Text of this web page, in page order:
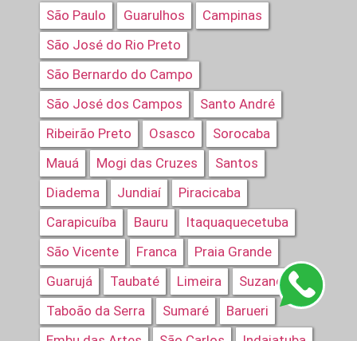
São Paulo Guarulhos
Campinas
São José do Rio Preto
São Bernardo do Campo
São José dos Campos
Santo André
Ribeirão Preto
Osasco
Sorocaba
Mauá
Mogi das Cruzes
Santos
Diadema
Jundiaí
Piracicaba
Carapicuíba
Bauru
Itaquaquecetuba
São Vicente
Franca
Praia Grande
Guarujá
Taubaté Limeira
Suzano
Taboão da Serra
Sumaré
Barueri